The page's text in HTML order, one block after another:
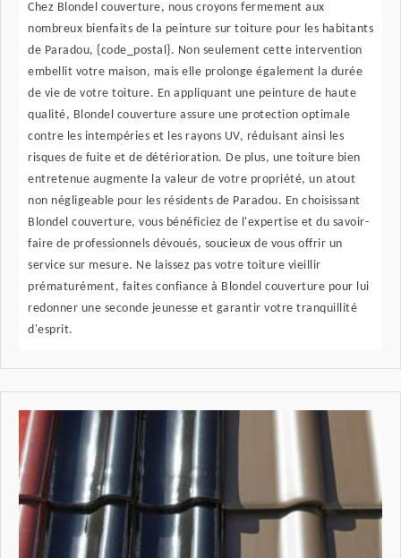
Chez Blondel couverture, nous croyons fermement aux
nombreux bienfaits de la peinture sur toiture pour les habitants
de Paradou, {code_postal}. Non seulement cette intervention
embellit votre maison, mais elle prolonge également la durée
de vie de votre toiture. En appliquant une peinture de haute
qualité, Blondel couverture assure une protection optimale
contre les intempéries et les rayons UV, réduisant ainsi les
risques de fuite et de détérioration. De plus, une toiture bien
entretenue augmente la valeur de votre propriété, un atout
non négligeable pour les résidents de Paradou. En choisissant
Blondel couverture, vous bénéficiez de l'expertise et du savoir-
faire de professionnels dévoués, soucieux de vous offrir un
service sur mesure. Ne laissez pas votre toiture vieillir
prématurément, faites confiance à Blondel couverture pour lui
redonner une seconde jeunesse et garantir votre tranquillité
d'esprit.